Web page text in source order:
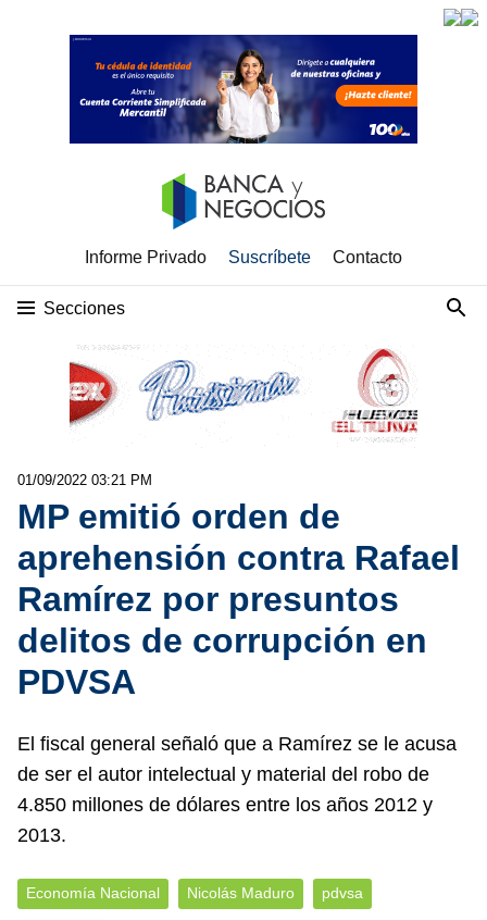
Informe Privado Suscríbete Contacto
Secciones
01/09/2022 03:21 PM
MP emitió orden de
aprehensión contra Rafael
Ramírez por presuntos
delitos de corrupción en
PDVSA
El fiscal general señaló que a Ramírez se le acusa
de ser el autor intelectual y material del robo de
4.850 millones de dólares entre los años 2012 y
2013.
Economía Nacional Nicolás Maduro pdvsa